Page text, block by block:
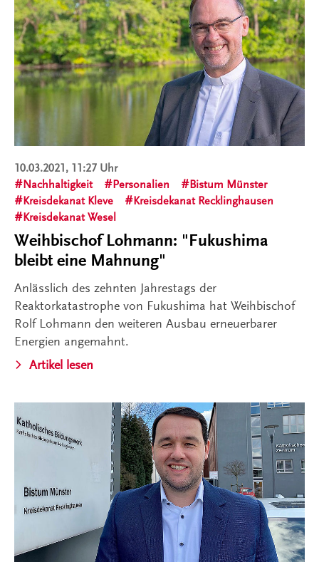
10.03.2021, 11:27 Uhr
Nachhaltigkeit
Personalien
Bistum Münster
Kreisdekanat Kleve
Kreisdekanat Recklinghausen
Kreisdekanat Wesel
Weihbischof Lohmann: "Fukushima
bleibt eine Mahnung"
Anlässlich des zehnten Jahrestags der
Reaktorkatastrophe von Fukushima hat Weihbischof
Rolf Lohmann den weiteren Ausbau erneuerbarer
Energien angemahnt.
Artikel lesen